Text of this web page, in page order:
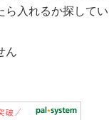
入れるか探してい
ん